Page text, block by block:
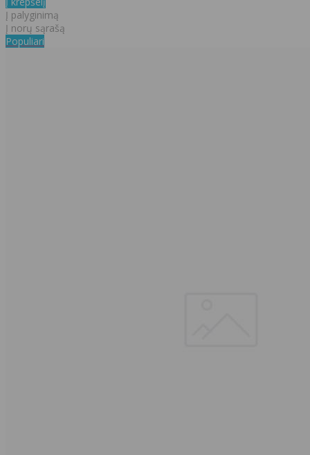
Į palyginimą
Į norų sąrašą
Populiari